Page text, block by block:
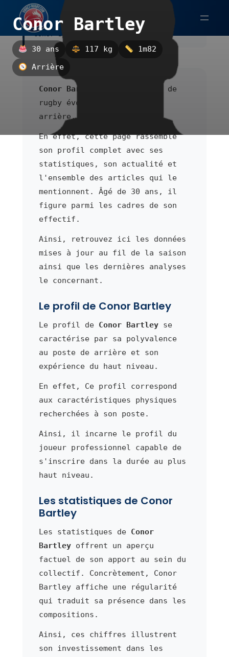
Aller
contenu
Conor Bartley
30 ans 117 kg
1m82
Arrière
Conor Bartley est un arrière.
Conor Bartley
est un joueur de
rugby évoluant au poste de
arrière.
En effet, cette page rassemble
son profil complet avec ses
statistiques, son actualité et
l'ensemble des articles qui le
mentionnent. Âgé de 30 ans, il
figure parmi les cadres de son
effectif.
Ainsi, retrouvez ici les données
mises à jour au fil de la saison
ainsi que les dernières analyses
le concernant.
Le profil de Conor Bartley
Le profil de Conor Bartleyse
caractérise par sa polyvalence
au poste de arrière et son
expérience du haut niveau.
En effet, Ce profil correspond
aux caractéristiques physiques
recherchées à son poste.
Ainsi, il incarne le profil du
joueur professionnel capable de
s'inscrire dans la durée au plus
haut niveau.
Les statistiques de Conor
Bartley
Les statistiques de Conor
Bartleyoffrent un aperçu
factuel de son apport au sein du
collectif. Concrètement, Conor
Bartley affiche une régularité
qui traduit sa présence dans les
compositions.
Ainsi, ces chiffres illustrent
son investissement dans les